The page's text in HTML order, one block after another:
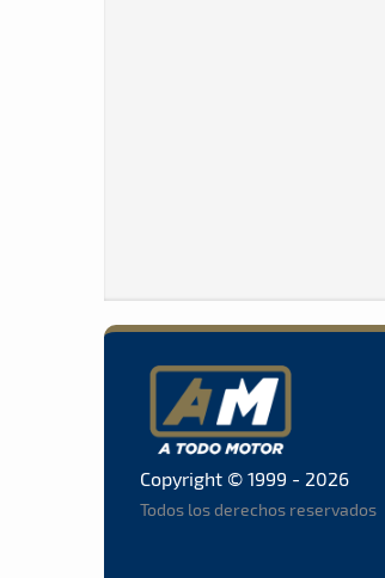
Copyright © 1999 - 2026
Todos los derechos reservados